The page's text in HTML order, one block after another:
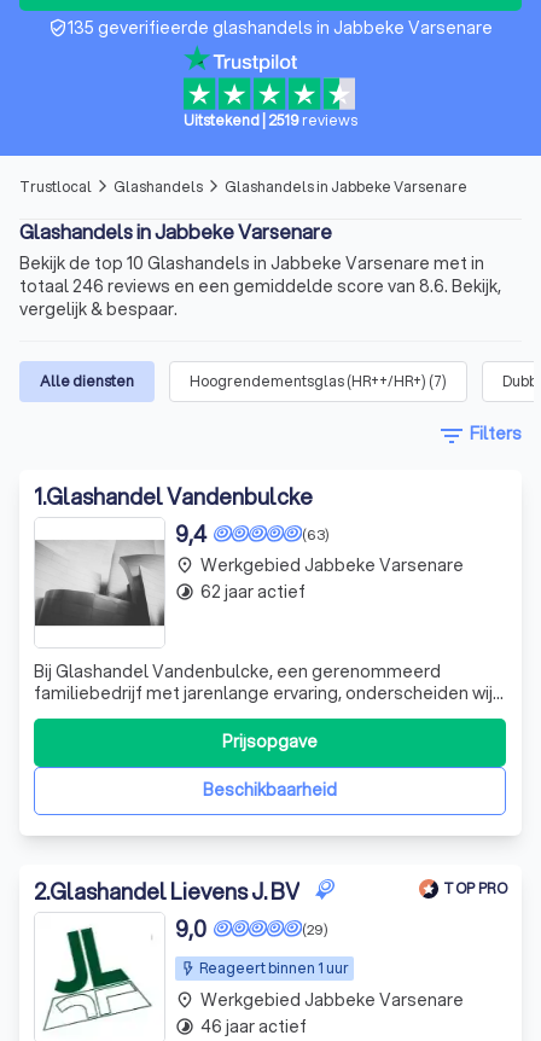
verified_user135 geverifieerde glashandels in Jabbeke Varsenare
Uitstekend 2519reviews
Trustlocal arrow_forward_ios Glashandels arrow_forward_ios Glashandels in Jabbeke Varsenare
Glashandels in Jabbeke Varsenare
Bekijk de top 10 Glashandels in Jabbeke Varsenare met in
totaal 246 reviews en een gemiddelde score van 8.6. Bekijk,
vergelijk & bespaar.
Alle diensten Hoogrendementsglas (HR++/HR+) (7)
filter_list Filters
1.Glashandel Vandenbulcke
(63)
9,4
Bij Glashandel Vandenbulcke, een gerenommeerd
familiebedrijf met jarenlange ervaring, onderscheiden wij
ons door onze ongeëvenaarde kwaliteit, vakmanschap en
uitstekende klantenservice. Met onze vestigingen in
Knokke en Brugge staan wij klaar om elke
glasgerelateerde uitdaging aan te gaan. Of het nu
Beschikbaarheid
Prijsopgave
place Werkgebied Jabbeke Varsenare
timelapse 62 jaar actief
2.Glashandel Lievens J. BV TOP PRO
Reageert binnen 1 uur
(29)
9,0
place Werkgebied Jabbeke Varsenare
timelapse 46 jaar actief